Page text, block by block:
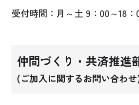
受付時間：月～土 9：00～18：
仲間づくり・共済推進
(ご加入に関するお問い合わ